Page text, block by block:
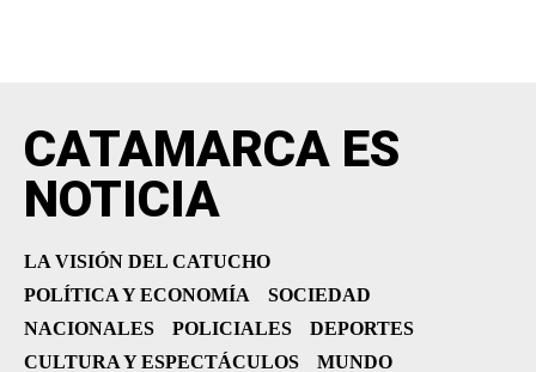
CATAMARCA ES
NOTICIA
LA VISIÓN DEL CATUCHO
POLÍTICA Y ECONOMÍA
SOCIEDAD
NACIONALES
POLICIALES
DEPORTES
CULTURA Y ESPECTÁCULOS
MUNDO